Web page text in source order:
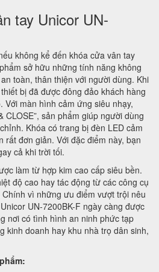
tay Unicor UN-
không kể đến khóa cửa vân tay
sở hữu những tính năng không
toàn, thân thiện với người dùng. Khi
bị đã được đông đảo khách hàng
Với màn hình cảm ứng siêu nhạy,
CLOSE”, sản phẩm giúp người dùng
Khóa có trang bị đèn LED cảm
rất đơn giản. Với đặc điểm này, bạn
cả khi trời tối.
làm từ hợp kim cao cấp siêu bền.
độ cao hay tác động từ các công cụ
vì những ưu điểm vượt trội nêu
UN-7200BK-F ngày càng được
nơi có tình hình an ninh phức tạp
kinh doanh hay khu nhà trọ dân sinh,